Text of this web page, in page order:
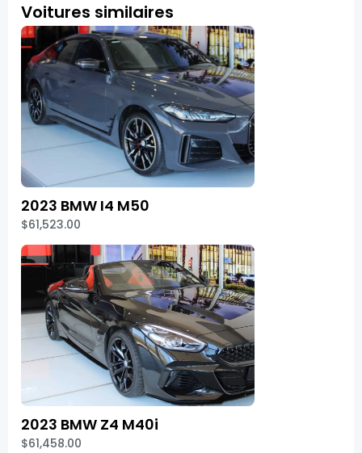
Voitures similaires
2023 BMW I4 M50
$61,523.00
2023 BMW Z4 M40i
$61,458.00